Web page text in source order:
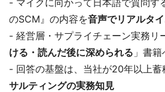
のSCM』の内容を音声でリアルタ
- 経営層・サプライチェーン実務リ
ける・読んだ後に深められる 」書
- 回答の基盤は、当社が20年以上蓄
サルティングの実務知見